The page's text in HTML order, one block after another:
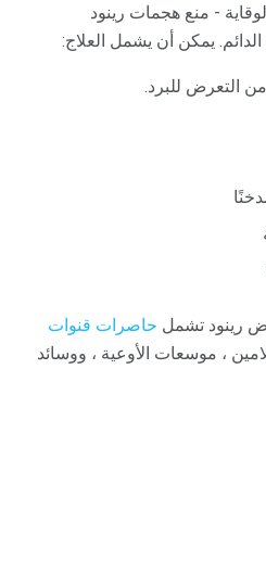
- منع هجمات رينود
يمكن أن يشمل العلاج:
التعرض للبرد.
رينود تشمل حاصرات قنوات
، موسعات الأوعية ، ووسائد